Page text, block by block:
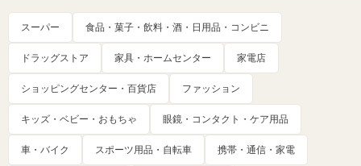
スーパー 食品・菓子・飲料・酒・日用品・コンビニ
ドラッグストア 家具・ホームセンター 家電店
ショッピングセンター・百貨店 ファッション
キッズ・ベビー・おもちゃ 眼鏡・コンタクト・ケア用品
車・バイク スポーツ用品・自転車 携帯・通信・家電